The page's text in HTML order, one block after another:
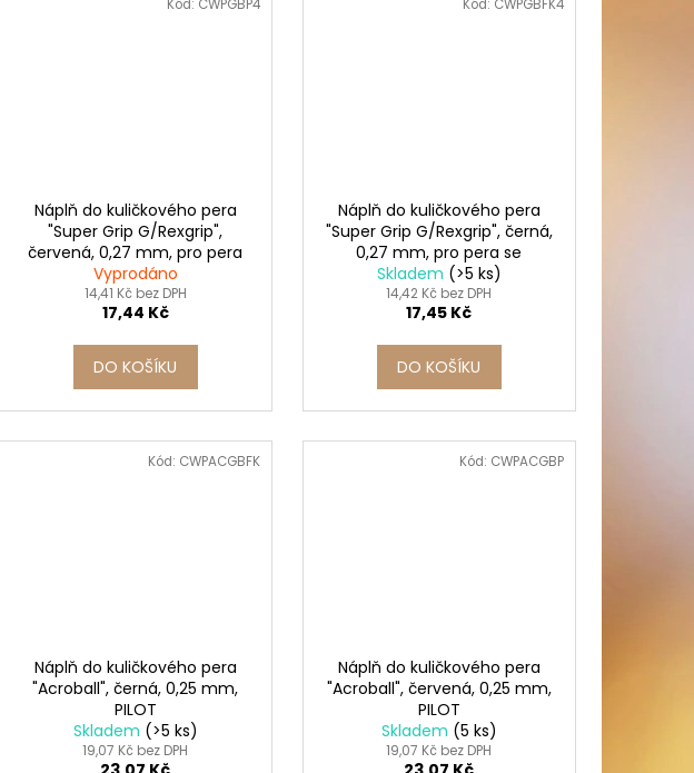
Náplň do kuličkového pera
"Super Grip G/Rexgrip",
červená, 0,27 mm, pro pera
se stiskacím mechanisme
Vyprodáno
14,41 Kč bez DPH
17,44 Kč
DO KOŠÍKU
Kód: CWPGBP4
Náplň do kuličkového pera
"Super Grip G/Rexgrip", černá,
0,27 mm, pro pera se
stiskacím mechanismem,
Skladem (>5 ks)
14,42 Kč bez DPH
17,45 Kč
DO KOŠÍKU
Kód: CWPGBFK4
Náplň do kuličkového pera
"Acroball", černá, 0,25 mm,
PILOT
Skladem (>5 ks)
19,07 Kč bez DPH
Kód: CWPACGBFK
Náplň do kuličkového pera
"Acroball", červená, 0,25 mm,
PILOT
Skladem (5 ks)
19,07 Kč bez DPH
Kód: CWPACGBP